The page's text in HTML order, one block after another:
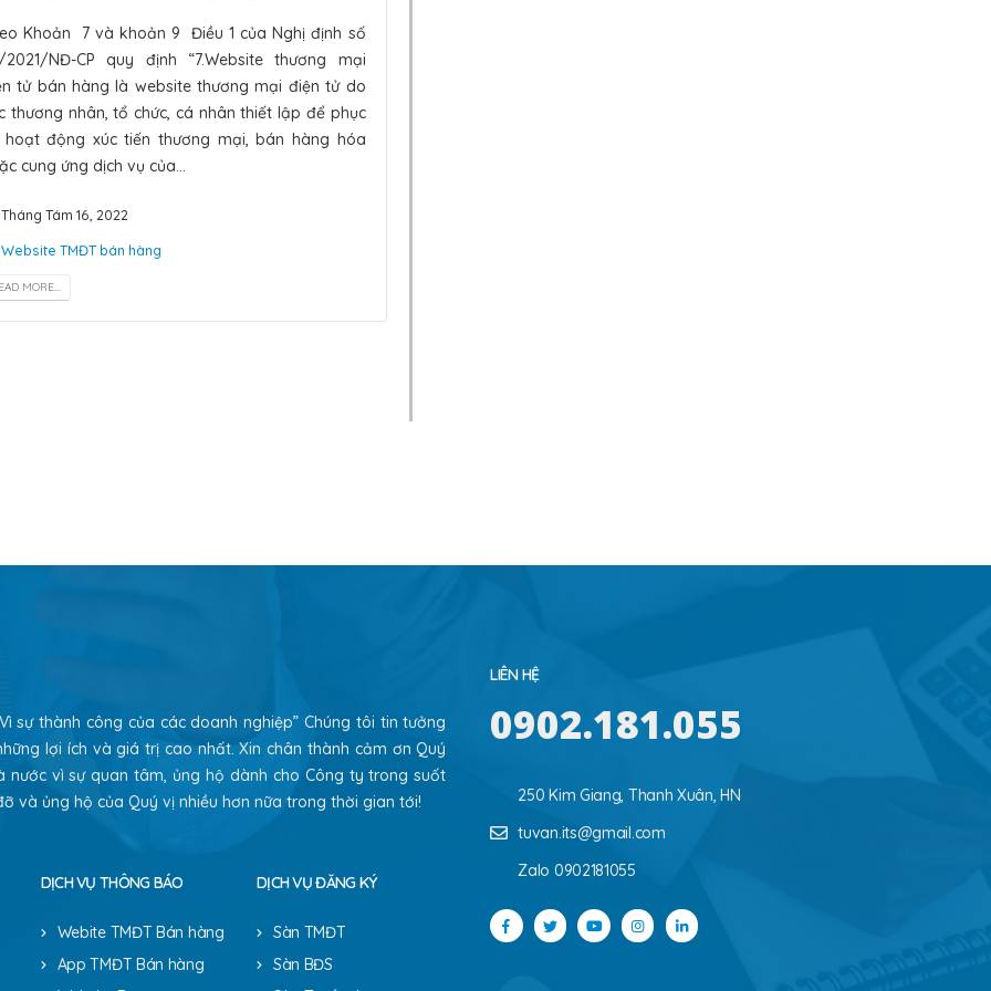
Khoản 7 và khoản 9 Điều 1 của Nghị định số
2021/NĐ-CP quy định “7.Website thương mại
tử bán hàng là website thương mại điện tử do
thương nhân, tổ chức, cá nhân thiết lập để phục
hoạt động xúc tiến thương mại, bán hàng hóa
cung ứng dịch vụ của...
Tháng Tám 16, 2022
Website TMĐT bán hàng
MORE...
sự thành công của các doanh nghiệp” Chúng tôi tin tưởng
lợi ích và giá trị cao nhất. Xin chân thành cảm ơn Quý
vì sự quan tâm, ủng hộ dành cho Công ty trong suốt
và ủng hộ của Quý vị nhiều hơn nữa trong thời gian tới!
DỊCH VỤ THÔNG BÁO
Webite TMĐT Bán hàng
App TMĐT Bán hàng
DỊCH VỤ ĐĂNG KÝ
Sàn TMĐT
Sàn BĐS
LIÊN HỆ
0902.181.055
250 Kim Giang, Thanh Xuân, HN
tuvan.its@gmail.com
Zalo 0902181055